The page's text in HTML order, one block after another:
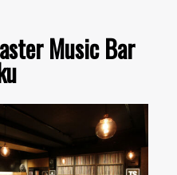
Music Bar